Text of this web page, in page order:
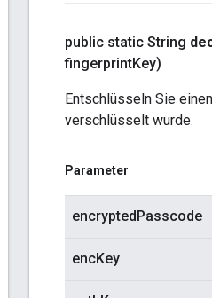
public static String
fingerprintKey)
Entschlüsseln Sie
verschlüsselt wurde.
Parameter
encryptedPasscode
encKey